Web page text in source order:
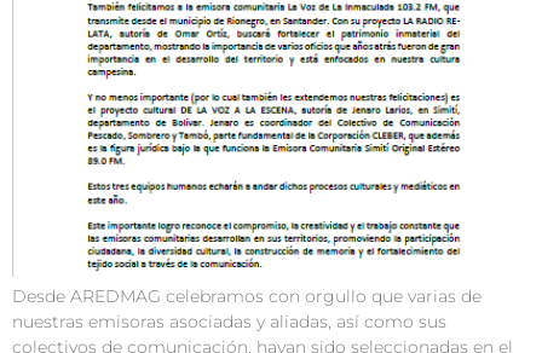
Desde AREDMAG celebramos con orgullo que varias de
nuestras emisoras asociadas y aliadas, así como sus
colectivos de comunicación, hayan sido seleccionadas en el